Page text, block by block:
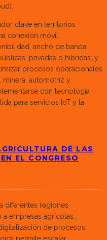
clave en territorios
conexión móvil
ancho de banda
privadas o híbridas, y
procesos operacionales
minera, automotriz y
con tecnología
para servicios IoT y la
DE LAS
EL CONGRESO
diferentes regiones
empresas agrícolas,
de procesos